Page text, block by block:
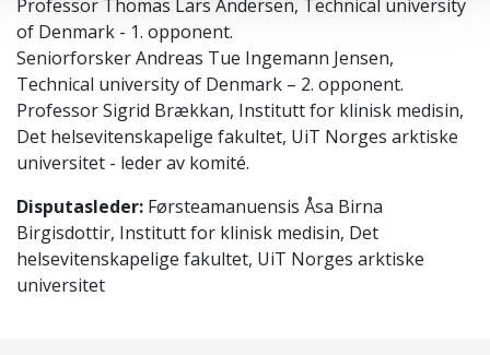
Professor Thomas Lars Andersen, Technical university
of Denmark - 1. opponent.
Seniorforsker Andreas Tue Ingemann Jensen,
Technical university of Denmark – 2. opponent.
Professor Sigrid Brækkan, Institutt for klinisk medisin,
Det helsevitenskapelige fakultet, UiT Norges arktiske
universitet - leder av komité.
Disputasleder: Førsteamanuensis Åsa Birna
Birgisdottir, Institutt for klinisk medisin, Det
helsevitenskapelige fakultet, UiT Norges arktiske
universitet